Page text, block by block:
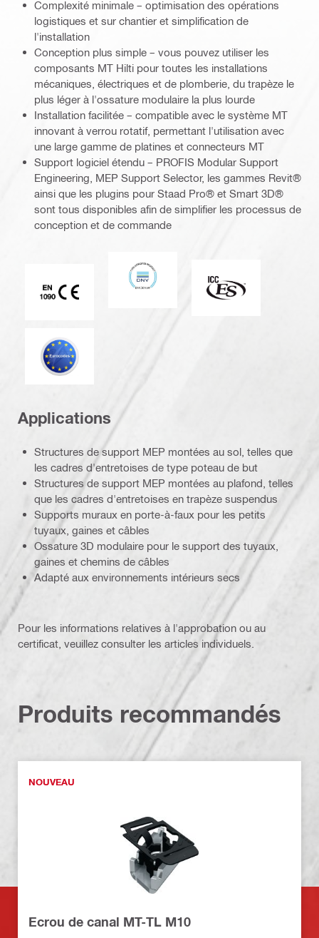
Complexité minimale – optimisation des opérations
logistiques et sur chantier et simplification de
l'installation
Conception plus simple – vous pouvez utiliser les
composants MT Hilti pour toutes les installations
mécaniques, électriques et de plomberie, du trapèze le
plus léger à l'ossature modulaire la plus lourde
Installation facilitée – compatible avec le système MT
innovant à verrou rotatif, permettant l'utilisation avec
une large gamme de platines et connecteurs MT
Support logiciel étendu – PROFIS Modular Support
Engineering, MEP Support Selector, les gammes Revit®
ainsi que les plugins pour Staad Pro® et Smart 3D®
sont tous disponibles afin de simplifier les processus de
conception et de commande
Marque CE EN 1090
DNV
Eurocode
Applications
Structures de support MEP montées au sol, telles que
les cadres d'entretoises de type poteau de but
Structures de support MEP montées au plafond, telles
que les cadres d'entretoises en trapèze suspendus
Supports muraux en porte-à-faux pour les petits
tuyaux, gaines et câbles
Ossature 3D modulaire pour le support des tuyaux,
gaines et chemins de câbles
Adapté aux environnements intérieurs secs
Pour les informations relatives à l'approbation ou au
certificat, veuillez consulter les articles individuels.
Produits recommandés
NOUVEAU
Ecrou de canal MT-TL M10